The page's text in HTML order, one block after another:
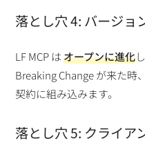
落とし穴 4: バージョ
LF MCP はオープンに進化
Breaking Change が来た時
契約に組み込みます。
落とし穴 5: クライア